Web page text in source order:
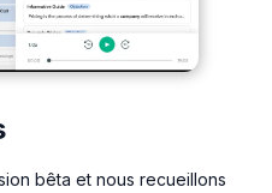
bêta et nous recueillons